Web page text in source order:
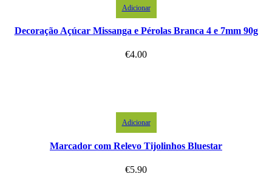
Adicionar
Decoração Açúcar Missanga e Pérolas Branca 4 e 7mm 90g
€4.00
Adicionar
Marcador com Relevo Tijolinhos Bluestar
€5.90